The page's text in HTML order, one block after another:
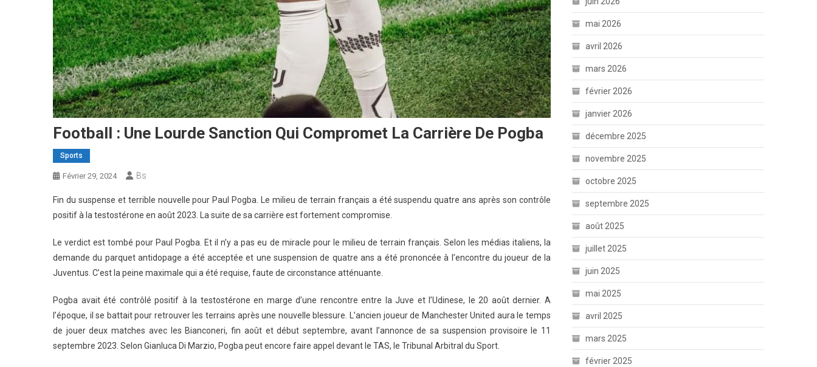
Football : Une Lourde Sanction Qui Compromet La Carrière De Pogba
Sports
Février 29, 2024 Bs
Fin du suspense et terrible nouvelle pour Paul Pogba. Le milieu de terrain français a été suspendu quatre ans après son contrôle
positif à la testostérone en août 2023. La suite de sa carrière est fortement compromise.
Le verdict est tombé pour Paul Pogba. Et il n’y a pas eu de miracle pour le milieu de terrain français. Selon les médias italiens, la
demande du parquet antidopage a été acceptée et une suspension de quatre ans a été prononcée à l’encontre du joueur de la
Juventus. C’est la peine maximale qui a été requise, faute de circonstance atténuante.
Pogba avait été contrôlé positif à la testostérone en marge d’une rencontre entre la Juve et l’Udinese, le 20 août dernier. A
l’époque, il se battait pour retrouver les terrains après une nouvelle blessure. L’ancien joueur de Manchester United aura le temps
de jouer deux matches avec les Bianconeri, fin août et début septembre, avant l’annonce de sa suspension provisoire le 11
septembre 2023. Selon Gianluca Di Marzio, Pogba peut encore faire appel devant le TAS, le Tribunal Arbitral du Sport.
mai 2026
avril 2026
mars 2026
février 2026
janvier 2026
décembre 2025
novembre 2025
octobre 2025
septembre 2025
août 2025
juillet 2025
juin 2025
mai 2025
avril 2025
mars 2025
février 2025